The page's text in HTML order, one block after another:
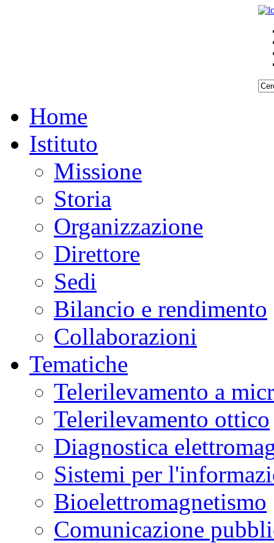
Home
Istituto
Missione
Storia
Organizzazione
Direttore
Sedi
Bilancio e rendimento
Collaborazioni
Tematiche
Telerilevamento a
Telerilevamento ottico
Diagnostica
Sistemi per
Bioelettromagnetismo
Comunicazione